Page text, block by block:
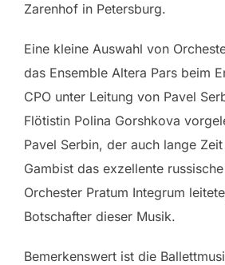
Zarenhof in Petersburg.
Eine kleine Auswahl von
das Ensemble Altera Pars beim
CPO unter Leitung von Pavel
Flötistin Polina Gorshkova
Pavel Serbin, der auch lange
Gambist das exzellente
Orchester Pratum Integrum
Botschafter dieser Musik.
Bemerkenswert ist die